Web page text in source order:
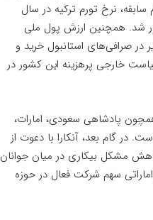
سابقه، نرخ تورم ترکیه در سال
این کشور شد. همچنین ارزش پول ملی
کاهش چشمگیری داشت. به عنوان نمونه، تا ژوئن هر دلار آمریکا قریب به 23 لیر در صرافی‌های استانبول خرید و
خارجی پرهزینه این کشور در
پادشاهی سعودی، امارات،
در گام بعد، آنکارا با دعوت از
مشکل بیکاری در میان جوانان
سهم شرکت فعال در حوزه